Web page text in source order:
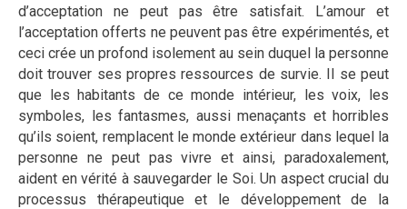
d’acceptation ne peut pas être satisfait. L’amour et
l’acceptation offerts ne peuvent pas être expérimentés, et
ceci crée un profond isolement au sein duquel la personne
doit trouver ses propres ressources de survie. Il se peut
que les habitants de ce monde intérieur, les voix, les
symboles, les fantasmes, aussi menaçants et horribles
qu’ils soient, remplacent le monde extérieur dans lequel la
personne ne peut pas vivre et ainsi, paradoxalement,
aident en vérité à sauvegarder le Soi. Un aspect crucial du
processus thérapeutique et le développement de la